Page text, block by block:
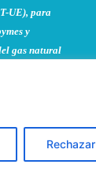
Rechazar
UE), para
y
gas natural